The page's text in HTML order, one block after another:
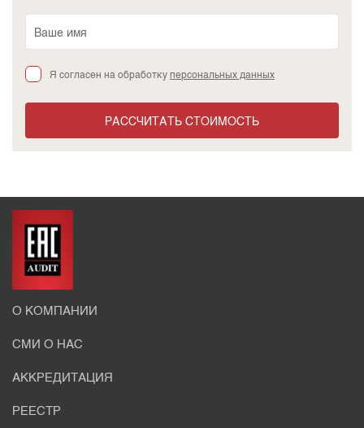
Я согласен на обработкуперсональных данных
РАССЧИТАТЬ СТОИМОСТЬ
О КОМПАНИИ
СМИ О НАС
АККРЕДИТАЦИЯ
РЕЕСТР